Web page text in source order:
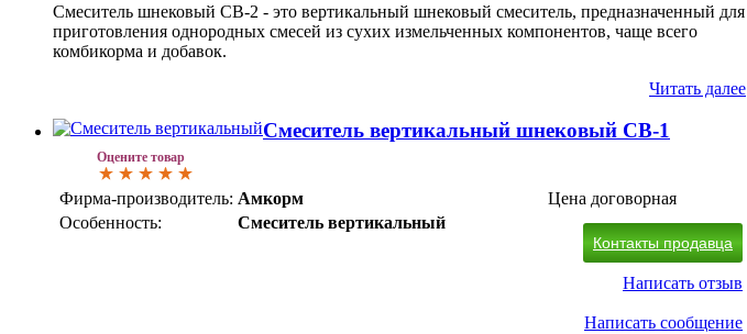
Смеситель шнековый СВ-2 - это вертикальный шнековый смеситель, предназначенный для
приготовления однородных смесей из сухих измельченных компонентов, чаще всего
комбикорма и добавок.
Читать далее
Оцените товар
Смеситель вертикальный шнековый СВ-1
Фирма-производитель: Амкорм
Особенность:
Смеситель вертикальный
Цена договорная
Контакты продавца
Написать отзыв
Написать сообщение